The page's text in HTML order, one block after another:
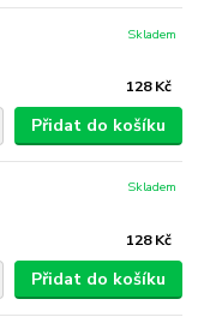
128 Kč
Skladem
Přidat do košíku
128 Kč
Skladem
Přidat do košíku